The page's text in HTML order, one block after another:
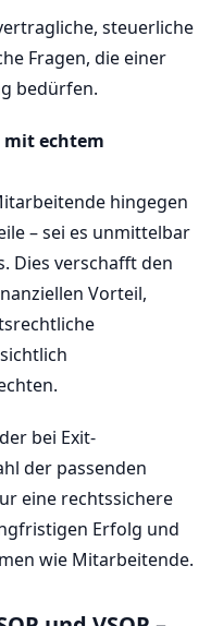
steuerliche
Fragen, die einer
bedürfen.
mit echtem
hingegen
– sei es unmittelbar
Dies verschafft den
Vorteil,
bei Exit-
der passenden
eine rechtssichere
Erfolg und
wie Mitarbeitende.